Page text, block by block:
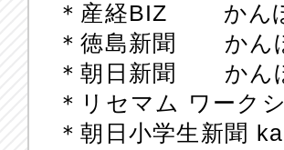
＊産経BIZ かんぽ
＊徳島新聞 かん
＊朝日新聞 かん
＊リセマム ワーク
＊朝日小学生新聞